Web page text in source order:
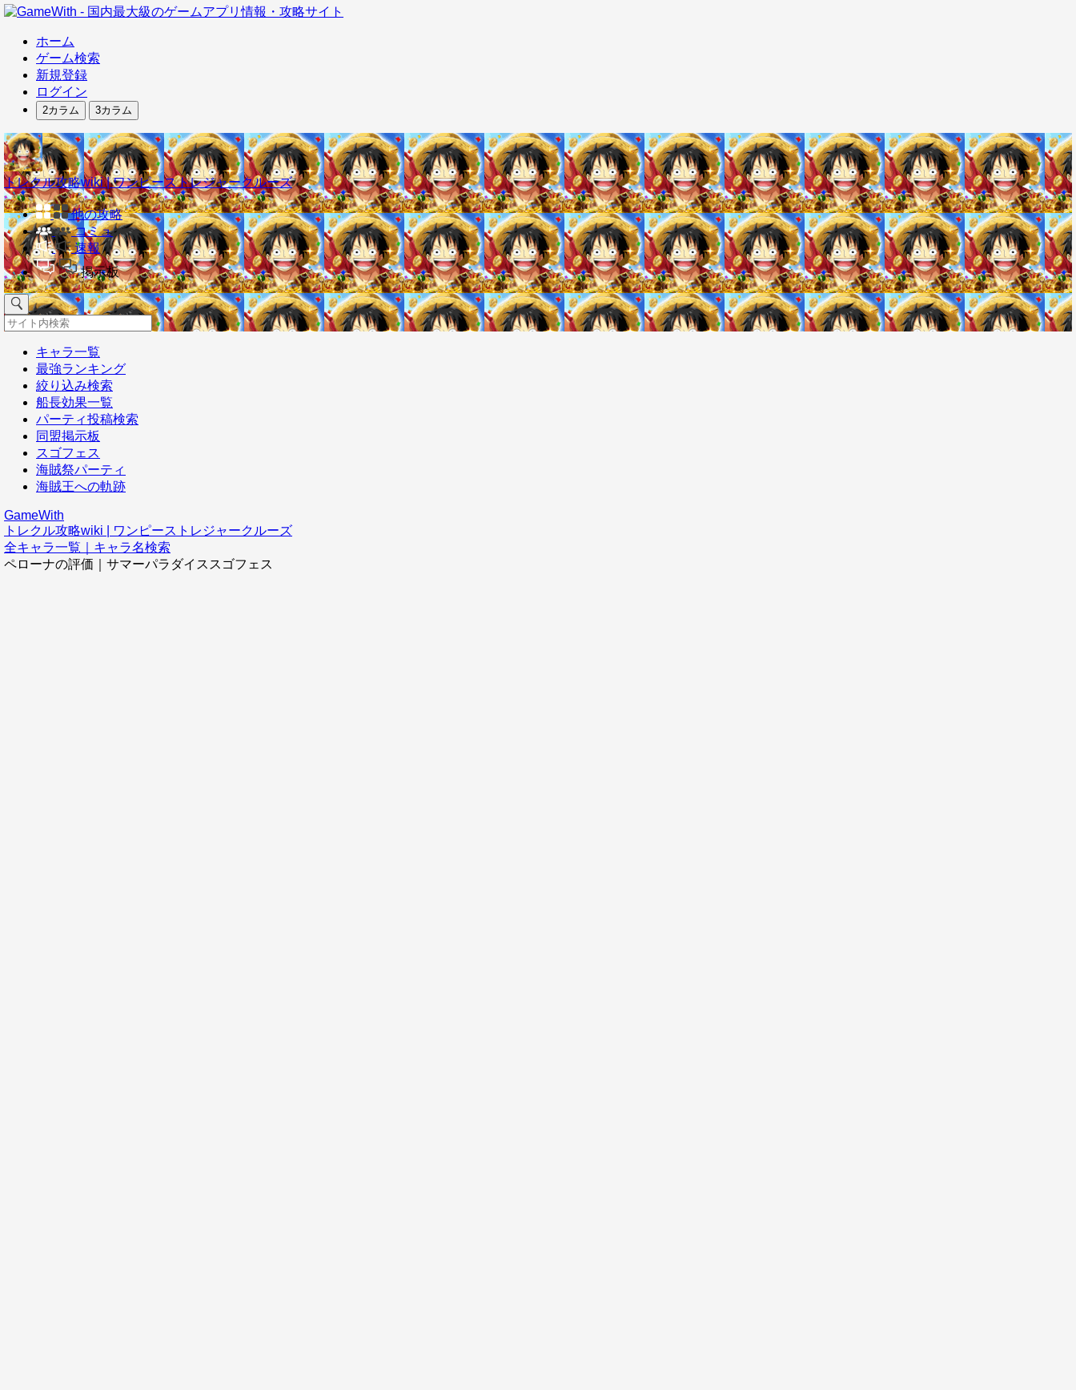
ホーム
ゲーム検索
新規登録
ログイン
2カラム 3カラム
トレクル攻略wiki | ワンピーストレジャークルーズ
他の攻略
コミュ
速報
掲示板
キャラ一覧
最強ランキング
絞り込み検索
船長効果一覧
パーティ投稿検索
同盟掲示板
スゴフェス
海賊祭パーティ
海賊王への軌跡
GameWith
トレクル攻略wiki | ワンピーストレジャークルーズ
全キャラ一覧｜キャラ名検索
ペローナの評価｜サマーパラダイススゴフェス